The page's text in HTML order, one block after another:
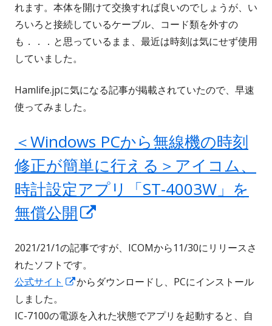
れます。本体を開けて交換すれば良いのでしょうが、い
ろいろと接続しているケーブル、コード類を外すの
も．．．と思っているまま、最近は時刻は気にせず使用
していました。
Hamlife.jpに気になる記事が掲載されていたので、早速
使ってみました。
＜Windows PCから無線機の時刻
修正が簡単に行える＞アイコム、
時計設定アプリ「ST-4003W」を
無償公開
い
ウ
ィ
2021/21/1の記事ですが、ICOMから11/30にリリースさ
れたソフトです。
公式サイト
新
い
からダウンロードし、PCにインストール
しました。
IC-7100の電源を入れた状態でアプリを起動すると、自